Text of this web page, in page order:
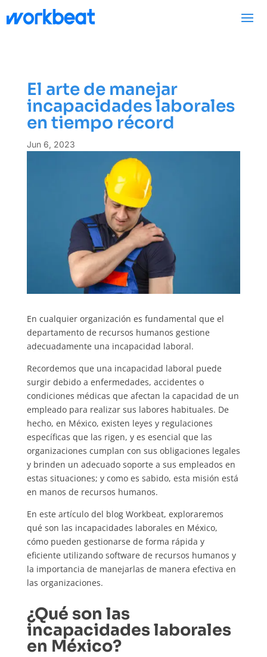
El arte de manejar
incapacidades laborales
en tiempo récord
Jun 6, 2023
En cualquier organización es fundamental que el
departamento de recursos humanos gestione
adecuadamente una incapacidad laboral.
Recordemos que una incapacidad laboral puede
surgir debido a enfermedades, accidentes o
condiciones médicas que afectan la capacidad de un
empleado para realizar sus labores habituales. De
hecho, en México, existen leyes y regulaciones
específicas que las rigen, y es esencial que las
organizaciones cumplan con sus obligaciones legales
y brinden un adecuado soporte a sus empleados en
estas situaciones; y como es sabido, esta misión está
en manos de recursos humanos.
En este artículo del blog Workbeat, exploraremos
qué son las incapacidades laborales en México,
cómo pueden gestionarse de forma rápida y
eficiente utilizando software de recursos humanos y
la importancia de manejarlas de manera efectiva en
las organizaciones.
¿Qué son las
incapacidades laborales
en México?